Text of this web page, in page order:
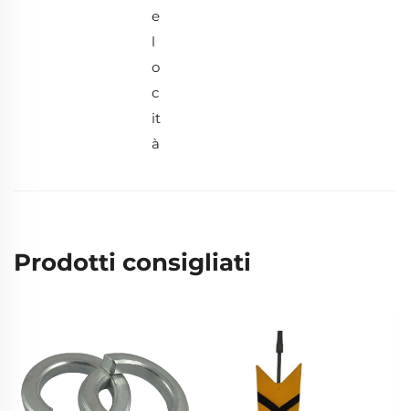
e
l
o
c
it
à
Prodotti consigliati